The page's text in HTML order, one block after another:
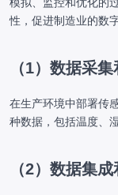
性，促进制造业的数
（1）数据采
在生产环境中部署传
种数据，包括温度、
（2）数据集成